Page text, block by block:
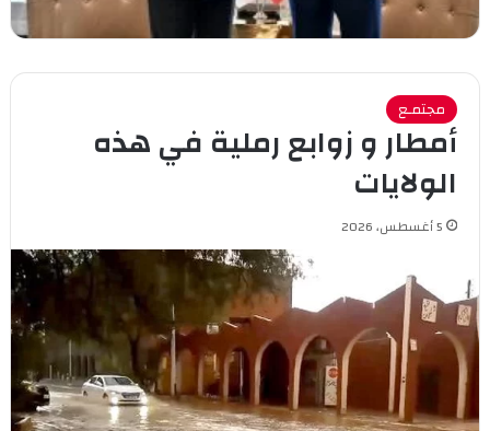
مجتمـع
أمطار و زوابع رملية في هذه
الولايات
5 أغسطس، 2026